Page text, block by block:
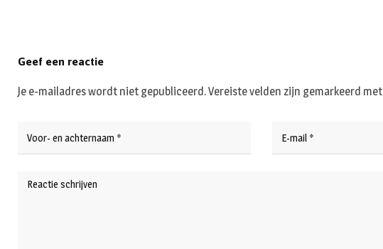
Geef een reactie
Je e-mailadres wordt niet gepubliceerd.Vereiste velden zijn gemarkeerd met